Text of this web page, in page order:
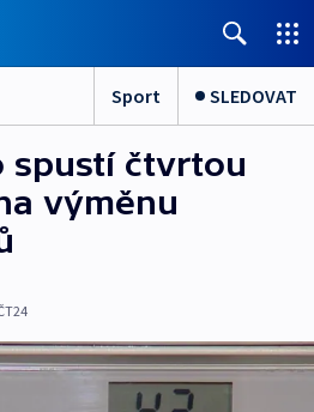
Sport SLEDOVAT
spustí čtvrtou
výměnu